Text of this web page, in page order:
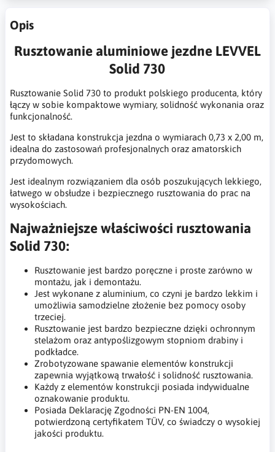
Opis
Rusztowanie aluminiowe jezdne LEVVEL
Solid 730
Rusztowanie Solid 730 to produkt polskiego producenta, który
łączy w sobie kompaktowe wymiary, solidność wykonania oraz
funkcjonalność.
Jest to składana konstrukcja jezdna o wymiarach 0,73 x 2,00 m,
idealna do zastosowań profesjonalnych oraz amatorskich
przydomowych.
Jest idealnym rozwiązaniem dla osób poszukujących lekkiego,
łatwego w obsłudze i bezpiecznego rusztowania do prac na
wysokościach.
Najważniejsze właściwości rusztowania
Solid 730:
Rusztowanie jest bardzo poręczne i proste zarówno w
montażu, jak i demontażu.
Jest wykonane z aluminium, co czyni je bardzo lekkim i
umożliwia samodzielne złożenie bez pomocy osoby
trzeciej.
Rusztowanie jest bardzo bezpieczne dzięki ochronnym
stelażom oraz antypoślizgowym stopniom drabiny i
podkładce.
Zrobotyzowane spawanie elementów konstrukcji
zapewnia wyjątkową trwałość i solidność rusztowania.
Każdy z elementów konstrukcji posiada indywidualne
oznakowanie produktu.
Posiada Deklarację Zgodności PN-EN 1004,
potwierdzoną certyfikatem TÜV, co świadczy o wysokiej
jakości produktu.